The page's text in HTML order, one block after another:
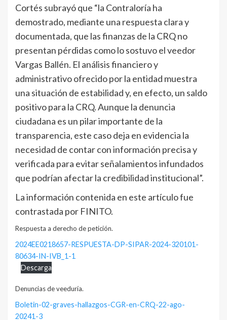
Cortés subrayó que “la Contraloría ha
demostrado, mediante una respuesta clara y
documentada, que las finanzas de la CRQ no
presentan pérdidas como lo sostuvo el veedor
Vargas Ballén. El análisis financiero y
administrativo ofrecido por la entidad muestra
una situación de estabilidad y, en efecto, un saldo
positivo para la CRQ. Aunque la denuncia
ciudadana es un pilar importante de la
transparencia, este caso deja en evidencia la
necesidad de contar con información precisa y
verificada para evitar señalamientos infundados
que podrían afectar la credibilidad institucional”.
La información contenida en este artículo fue
contrastada por FINITO.
Respuesta a derecho de petición.
2024EE0218657-RESPUESTA-DP-SIPAR-2024-320101-
80634-IN-IVB_1-1
Descarga
Denuncias de veeduría.
Boletin-02-graves-hallazgos-CGR-en-CRQ-22-ago-
20241-3